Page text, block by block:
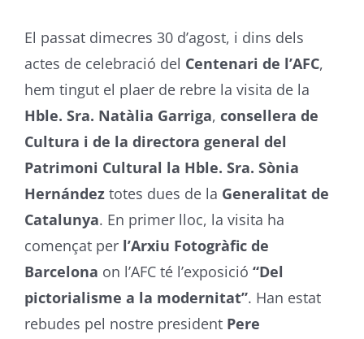
El passat dimecres 30 d’agost, i dins dels
actes de celebració del Centenari de l’AFC,
hem tingut el plaer de rebre la visita de la
Hble. Sra. Natàlia Garriga, consellera de
Cultura i de la directora general del
Patrimoni Cultural la Hble. Sra. Sònia
Hernándeztotes dues de la Generalitat de
Catalunya. En primer lloc, la visita ha
començat perl’Arxiu Fotogràfic de
Barcelona on l’AFC té l’exposició “Del
pictorialisme a la modernitat”. Han estat
rebudes pel nostre president Pere